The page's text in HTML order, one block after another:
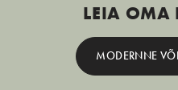
LEIA OMA
MODERNNE